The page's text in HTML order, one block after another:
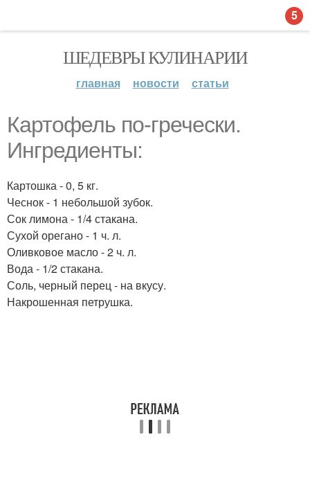
ШЕДЕВРЫ КУЛИНАРИИ
главная новости статьи
Картофель по-гречески.
Ингредиенты:
Картошка - 0, 5 кг.
Чеснок - 1 небольшой зубок.
Сок лимона - 1/4 стакана.
Сухой орегано - 1 ч. л.
Оливковое масло - 2 ч. л.
Вода - 1/2 стакана.
Соль, черный перец - на вкусу.
Накрошенная петрушка.
5